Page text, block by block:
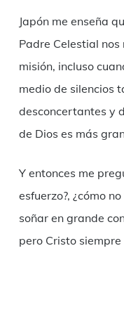
Japón me enseña
Padre Celestial
misión, incluso
medio de silencios
desconcertantes y
de Dios es más
Y entonces me
esfuerzo?, ¿cómo
soñar en grande
pero Cristo